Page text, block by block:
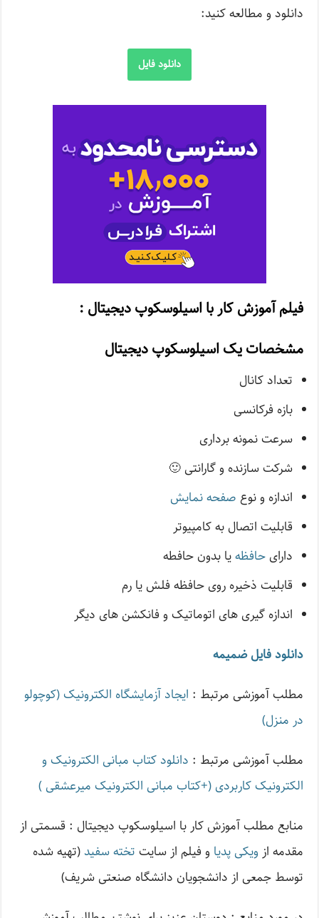
دانلود و مطالعه کنید:
دانلود فایل
فیلم آموزش کار با اسیلوسکوپ دیجیتال :
مشخصات یک اسیلوسکوپ دیجیتال
تعداد کانال
بازه فرکانسی
سرعت نمونه برداری
شرکت سازنده و گارانتی 🙂
اندازه و نوع صفحه نمایش
قابلیت اتصال به کامپیوتر
دارایحافظهیا بدون حافطه
قابلیت ذخیره روی حافظه فلش یا رم
اندازه گیری های اتوماتیک و فانکشن های دیگر
دانلود فایل ضمیمه
مطلب آموزشی مرتبط : ایجاد آزمایشگاه الکترونیک (کوچولو
در منزل)
مطلب آموزشی مرتبط : دانلود کتاب مبانی الکترونیک و
الکترونیک کاربردی (+کتاب مبانی الکترونیک میرعشقی )
منابع مطلب آموزش کار با اسیلوسکوپ دیجیتال : قسمتی از
مقدمه از ویکی پدیا و فیلم از سایت تخته سفید (تهیه شده
توسط جمعی از دانشجویان دانشگاه صنعتی شریف)